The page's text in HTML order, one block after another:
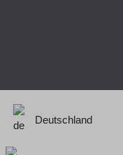
Deutschland